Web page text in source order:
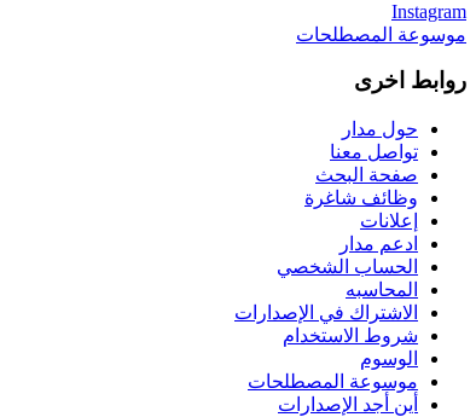
Instagram
موسوعة المصطلحات
روابط اخرى
حول مدار
تواصل معنا
صفحة البحث
وظائف شاغرة
إعلانات
ادعم مدار
الحساب الشخصي
المحاسبه
الاشتراك في الإصدارات
شروط الاستخدام
الوسوم
موسوعة المصطلحات
أين أجد الإصدارات